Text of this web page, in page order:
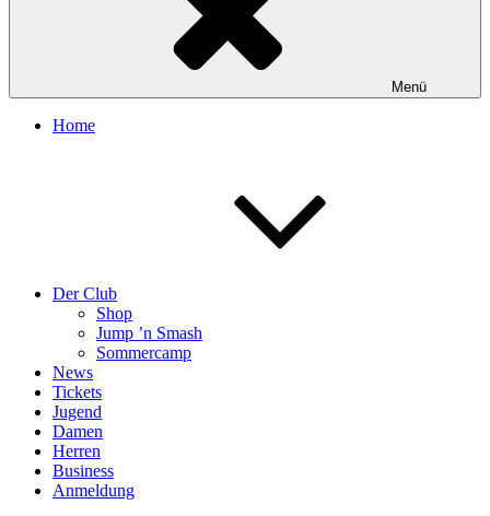
Menü
Home
Der Club
Shop
Jump ’n Smash
Sommercamp
News
Tickets
Jugend
Damen
Herren
Business
Anmeldung